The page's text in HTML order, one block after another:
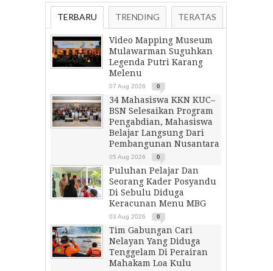
TERBARU TRENDING TERATAS
Video Mapping Museum
Mulawarman Suguhkan
Legenda Putri Karang
Melenu
07 Aug 2026 0
34 Mahasiswa KKN KUC–
BSN Selesaikan Program
Pengabdian, Mahasiswa
Belajar Langsung Dari
Pembangunan Nusantara
05 Aug 2026 0
Puluhan Pelajar Dan
Seorang Kader Posyandu
Di Sebulu Diduga
Keracunan Menu MBG
03 Aug 2026 0
Tim Gabungan Cari
Nelayan Yang Diduga
Tenggelam Di Perairan
Mahakam Loa Kulu